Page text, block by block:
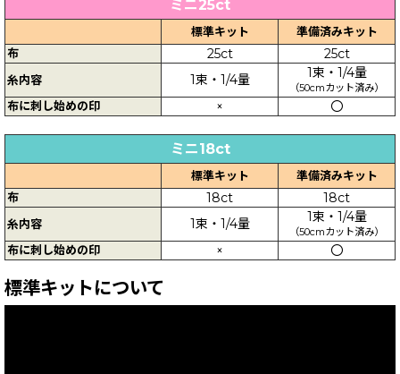
ミニ25ct
標準キット
準備済みキット
布
25ct 25ct
糸内容 1束・1/4量 1束・1/4量
（50cmカット済み）
布に刺し始めの印 × 〇
ミニ18ct
標準キット
準備済みキット
布
18ct 18ct
糸内容 1束・1/4量 1束・1/4量
（50cmカット済み）
布に刺し始めの印 × 〇
標準キットについて